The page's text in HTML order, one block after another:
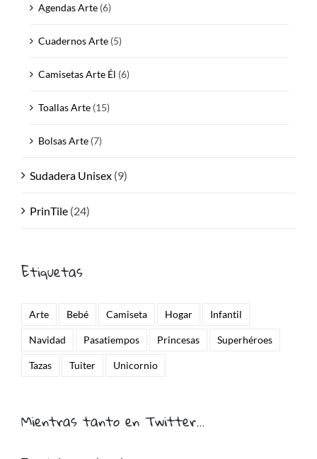
Agendas Arte (6)
Cuadernos Arte (5)
Camisetas Arte Él (6)
Toallas Arte (15)
Bolsas Arte (7)
Sudadera Unisex (9)
PrinTile (24)
Etiquetas
Arte Bebé Camiseta Hogar Infantil
Navidad Pasatiempos Princesas Superhéroes
Tazas Tuiter Unicornio
Mientras tanto en Twitter…